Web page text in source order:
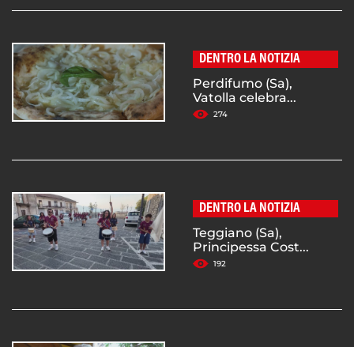
DENTRO LA NOTIZIA
Perdifumo (Sa),
Vatolla celebra...
274
DENTRO LA NOTIZIA
Teggiano (Sa),
Principessa Cost...
192